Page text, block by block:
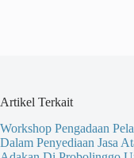
Artikel Terkait
Workshop Pengadaan
Dalam Penyediaan Jasa